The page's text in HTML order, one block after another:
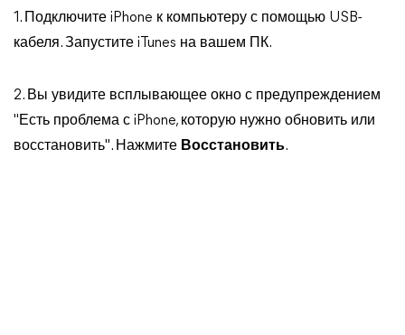
1. Подключите iPhone к компьютеру с помощью USB-
кабеля. Запустите iTunes на вашем ПК.
2. Вы увидите всплывающее окно с предупреждением
"Есть проблема с iPhone, которую нужно обновить или
восстановить". Нажмите Восстановить.